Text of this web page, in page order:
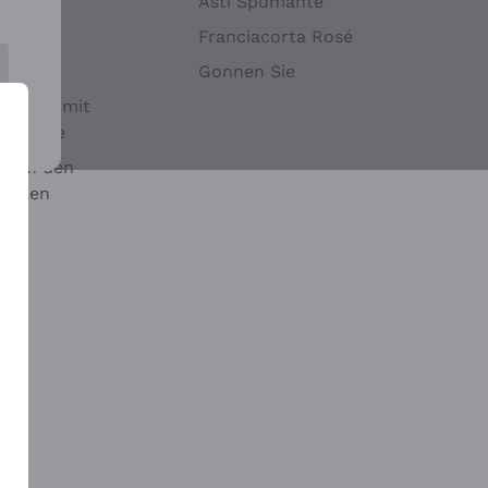
oder mit
Sulfite
auf den
Franciacorta Rosé
Gonnen Sie